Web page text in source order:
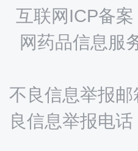
互联网ICP备
网药品信息服
不良信息举报
良信息举报电